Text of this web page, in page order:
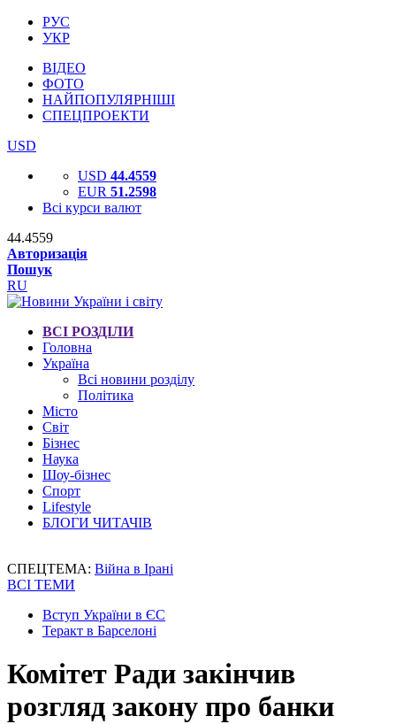
РУС
УКР
ВІДЕО
ФОТО
НАЙПОПУЛЯРНІШІ
СПЕЦПРОЕКТИ
USD
USD 44.4559
EUR 51.2598
Всі курси валют
44.4559
Авторизація
Пошук
RU
ВСІ РОЗДІЛИ
Головна
Україна
Всі новини розділу
Політика
Місто
Світ
Бізнес
Наука
Шоу-бізнес
Спорт
Lifestyle
БЛОГИ ЧИТАЧІВ
СПЕЦТЕМА: Війна в Ірані
ВСІ ТЕМИ
Вступ України в ЄС
Теракт в Барселоні
Комітет Ради закінчив
розгляд закону про банки